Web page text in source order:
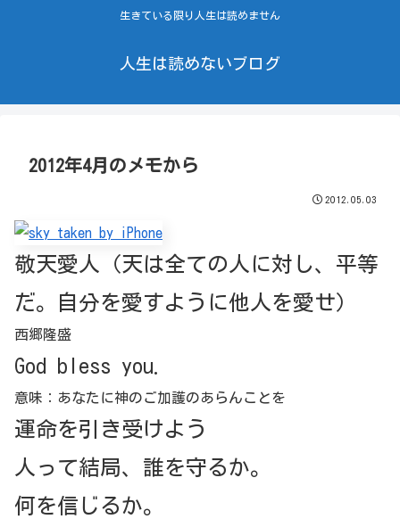
生きている限り人生は読めません
人生は読めないブログ
2012年4月のメモから
2012.05.03
敬天愛人（天は全ての人に対し、平等
だ。自分を愛すように他人を愛せ）
西郷隆盛
God bless you.
意味：あなたに神のご加護のあらんことを
運命を引き受けよう
人って結局、誰を守るか。
何を信じるか。